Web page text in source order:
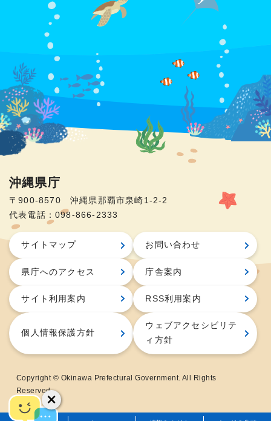
沖縄県庁
〒900-8570 沖縄県那覇市泉崎1-2-2
代表電話：098-866-2333
サイトマップ お問い合わせ
県庁へのアクセス 庁舎案内
サイト利用案内 RSS利用案内
個人情報保護方針
ウェブアクセシビリテ
ィ方針
Copyright © Okinawa Prefectural Government. All Rights
Reserved.